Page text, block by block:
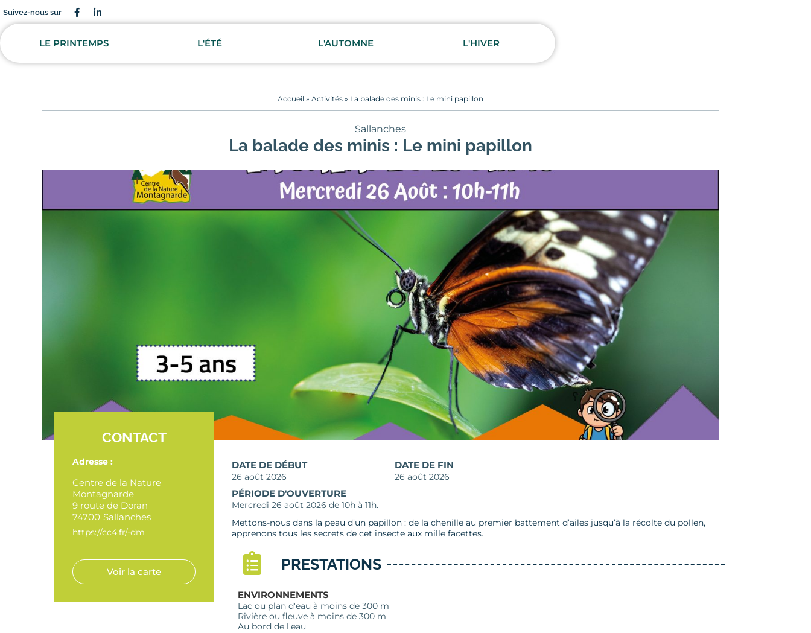
Suivez-nous sur
LE PRINTEMPS L'ÉTÉ L'AUTOMNE L'HIVER
Accueil » Activités » La balade des minis : Le mini papillon
Sallanches
La balade des minis : Le mini papillon
CONTACT
Adresse :
Centre de la Nature
Montagnarde
9 route de Doran
74700 Sallanches
https://cc4.fr/-dm
Voir la carte
DATE DE DÉBUT
26 août 2026
DATE DE FIN
26 août 2026
PÉRIODE D'OUVERTURE
Mercredi 26 août 2026 de 10h à 11h.
Mettons-nous dans la peau d’un papillon : de la chenille au premier battement d’ailes jusqu’à la récolte du pollen,
apprenons tous les secrets de cet insecte aux mille facettes.
PRESTATIONS
ENVIRONNEMENTS
Lac ou plan d'eau à moins de 300 m
Rivière ou fleuve à moins de 300 m
Au bord de l'eau